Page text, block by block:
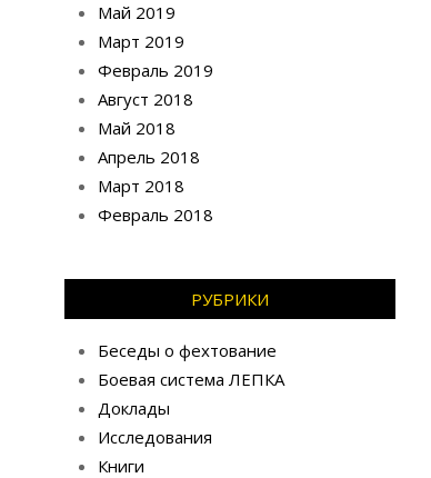
Май 2019
Март 2019
Февраль 2019
Август 2018
Май 2018
Апрель 2018
Март 2018
Февраль 2018
РУБРИКИ
Беседы о фехтование
Боевая система ЛЕПКА
Доклады
Исследования
Книги